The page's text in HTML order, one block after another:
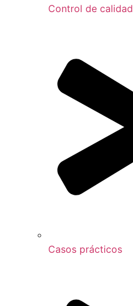
Control de calidad
Casos prácticos